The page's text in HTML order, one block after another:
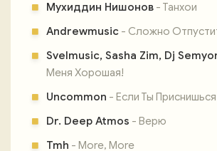
Мухиддин Нишонов - Танхои
Andrewmusic - Сложно
Svelmusic, Sasha Zim, Dj
Меня Хорошая!
Uncommon - Если Ты
Dr. Deep Atmos - Верю
Tmh - More, More